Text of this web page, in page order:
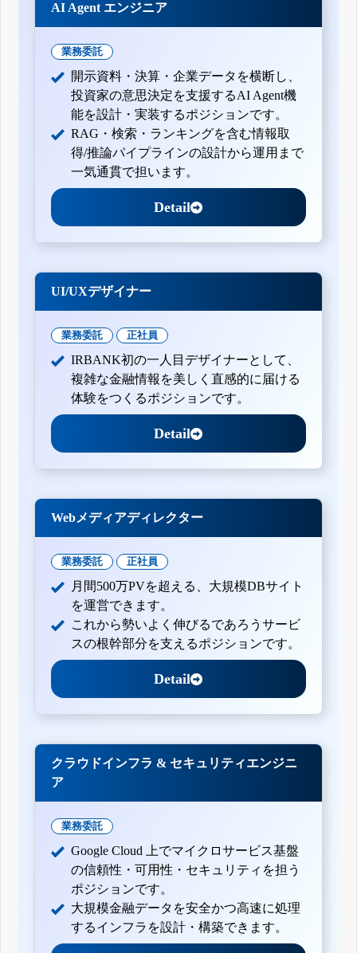
AI Agent エンジニア
業務委託
開示資料・決算・企業データを横断し、
投資家の意思決定を支援するAI Agent機
能を設計・実装するポジションです。
RAG・検索・ランキングを含む情報取
得/推論パイプラインの設計から運用まで
一気通貫で担います。
Detail
UI/UXデザイナー
業務委託 正社員
IRBANK初の一人目デザイナーとして、
複雑な金融情報を美しく直感的に届ける
体験をつくるポジションです。
Detail
Webメディアディレクター
業務委託 正社員
月間500万PVを超える、大規模DBサイト
を運営できます。
これから勢いよく伸びるであろうサービ
スの根幹部分を支えるポジションです。
Detail
クラウドインフラ & セキュリティエンジニ
ア
業務委託
Google Cloud 上でマイクロサービス基盤
の信頼性・可用性・セキュリティを担う
ポジションです。
大規模金融データを安全かつ高速に処理
するインフラを設計・構築できます。